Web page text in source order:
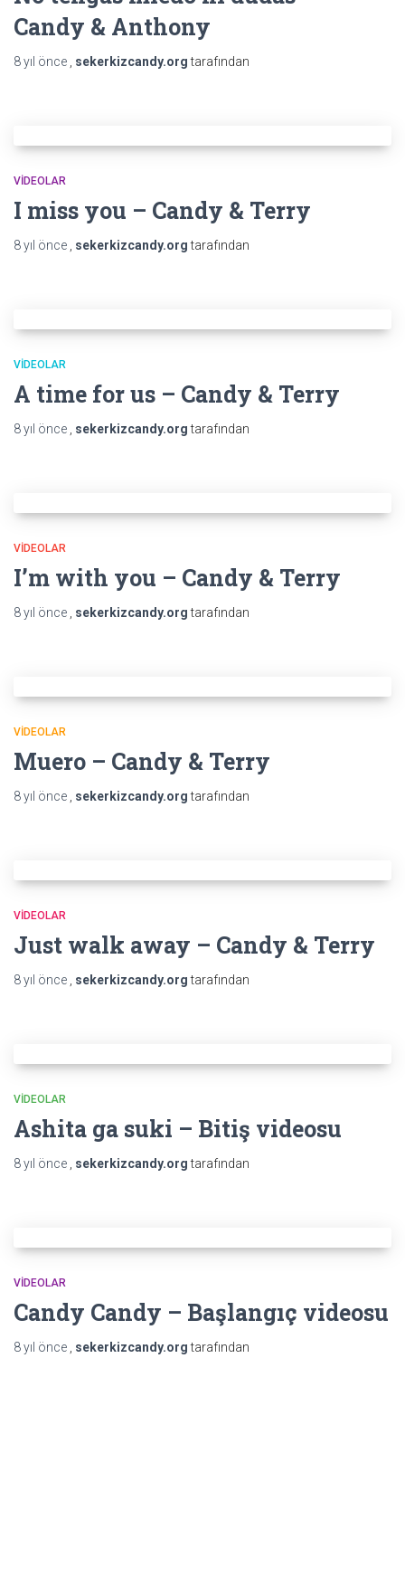
Candy & Anthony
8 yıl önce sekerkizcandy.orgtarafından
VIDEOLAR
I miss you – Candy & Terry
8 yıl önce sekerkizcandy.orgtarafından
VIDEOLAR
A time for us – Candy & Terry
8 yıl önce sekerkizcandy.orgtarafından
VIDEOLAR
I’m with you – Candy & Terry
8 yıl önce sekerkizcandy.orgtarafından
VIDEOLAR
Muero – Candy & Terry
8 yıl önce sekerkizcandy.orgtarafından
VIDEOLAR
Just walk away – Candy & Terry
8 yıl önce sekerkizcandy.orgtarafından
VIDEOLAR
Ashita ga suki – Bitiş videosu
8 yıl önce sekerkizcandy.orgtarafından
VIDEOLAR
Candy Candy – Başlangıç videosu
8 yıl önce sekerkizcandy.orgtarafından